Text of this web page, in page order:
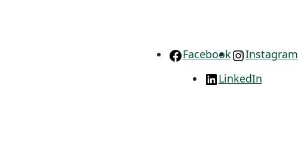
Facebook
Instagram
LinkedIn